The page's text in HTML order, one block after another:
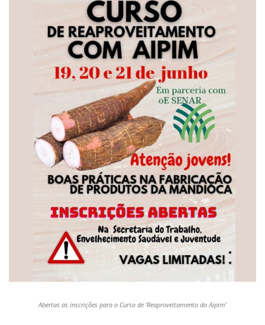
Abertas as inscrições para o Curso de ‘Reaproveitamento do Aipim’